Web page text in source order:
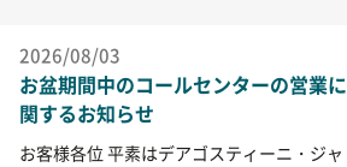
2026/08/03
お盆期間中のコールセンターの営業に
関するお知らせ
お客様各位 平素はデアゴスティーニ・ジャ